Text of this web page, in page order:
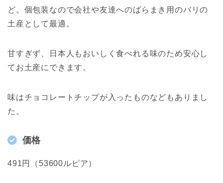
ど。個包装なので会社や友達へのばらまき用のバリの
土産として最適。
甘すぎず、日本人もおいしく食べれる味のため安心し
てお土産にできます。
味はチョコレートチップが入ったものなどもありまし
た。
価格
491円（53600ルピア）